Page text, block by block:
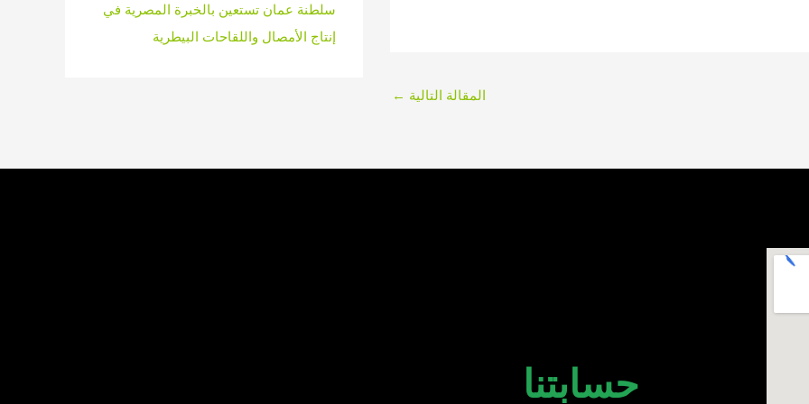
المقالة التالية ←
سلطنة عمان تستعين بالخبرة المصرية في
إنتاج الأمصال واللقاحات البيطرية
حسابتنا